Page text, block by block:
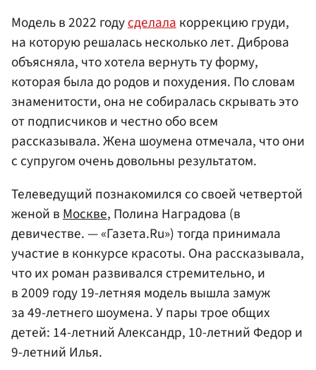
Модель в 2022 годусделалакоррекцию груди,
на которую решалась несколько лет. Диброва
объясняла, что хотела вернуть ту форму,
которая была до родов и похудения. По словам
знаменитости, она не собиралась скрывать это
от подписчиков и честно обо всем
рассказывала. Жена шоумена отмечала, что они
с супругом очень довольны результатом.
Телеведущий познакомился со своей четвертой
женой вМоскве, Полина Наградова (в
девичестве. — «Газета.Ru») тогда принимала
участие в конкурсе красоты. Она рассказывала,
что их роман развивался стремительно, и
в 2009 году 19-летняя модель вышла замуж
за 49-летнего шоумена. У пары трое общих
детей: 14-летний Александр, 10-летний Федор и
9-летний Илья.